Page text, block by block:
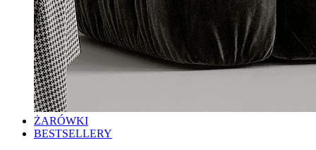
ŻARÓWKI
BESTSELLERY